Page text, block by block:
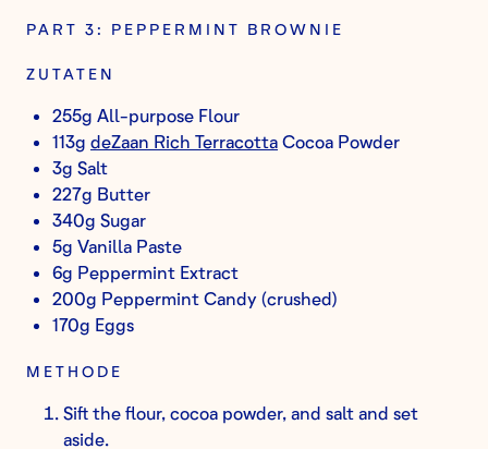
PART 3: PEPPERMINT BROWNIE
ZUTATEN
255g All-purpose Flour
113g deZaan Rich Terracotta Cocoa Powder
3g Salt
227g Butter
340g Sugar
5g Vanilla Paste
6g Peppermint Extract
200g Peppermint Candy (crushed)
170g Eggs
METHODE
Sift the flour, cocoa powder, and salt and set
aside.